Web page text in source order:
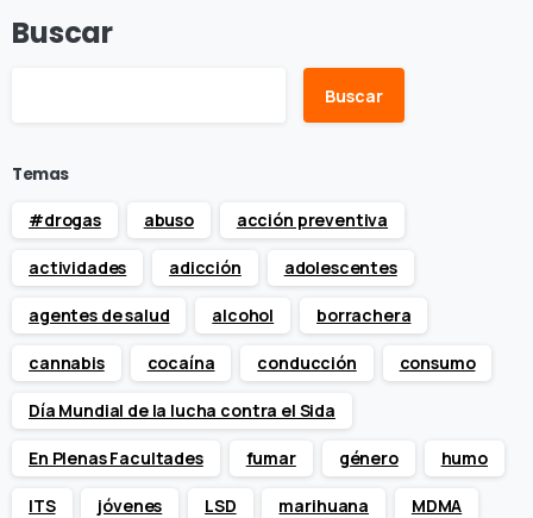
Buscar
Buscar
Temas
#drogas
abuso acción preventiva
actividades adicción adolescentes
agentes de salud alcohol borrachera
cannabis cocaína conducción consumo
Día Mundial de la lucha contra el Sida
En Plenas Facultades fumar género humo
ITS jóvenes LSD marihuana MDMA